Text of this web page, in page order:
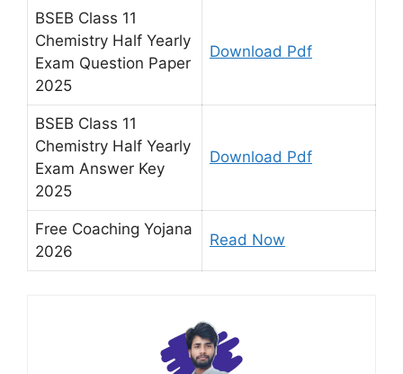
BSEB Class 11
Chemistry Half Yearly
Exam Question Paper
2025
Download Pdf
BSEB Class 11
Chemistry Half Yearly
Exam Answer Key
2025
Download Pdf
Free Coaching Yojana
2026
Read Now